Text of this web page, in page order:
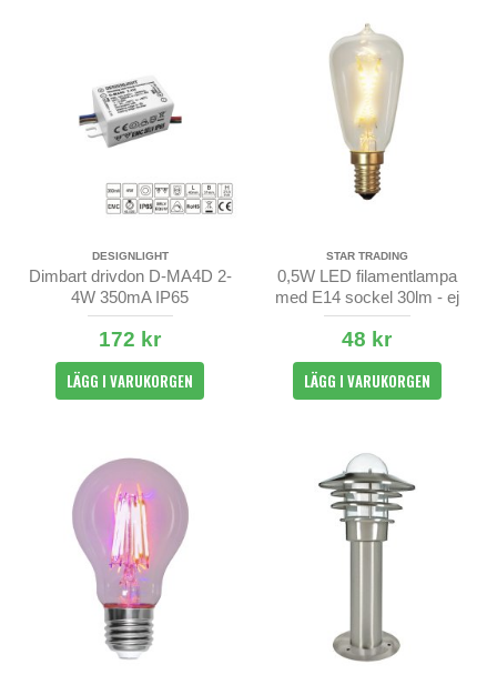
DESIGNLIGHT
Dimbart drivdon D-MA4D 2-
4W 350mA IP65
172 kr
LÄGG I VARUKORGEN
STAR TRADING
0,5W LED filamentlampa
med E14 sockel 30lm - ej
dimbar
48 kr
LÄGG I VARUKORGEN